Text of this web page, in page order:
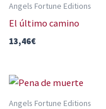
Angels Fortune Editions
El último camino
13,46€
Angels Fortune Editions